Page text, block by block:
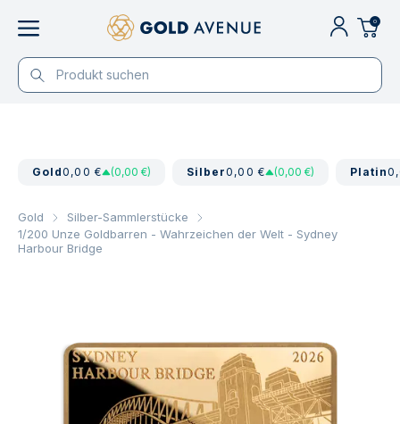
0
Gold0,00 € (0,00 €) Silber0,00 € (0,00 €) Platin
Gold
Silber-Sammlerstücke
1/200 Unze Goldbarren - Wahrzeichen der Welt - Sydney
Harbour Bridge